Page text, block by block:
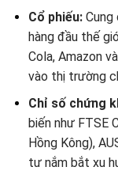
Cổ phiếu:Cung
hàng đầu thế
Cola, Amazon
vào thị trường
Chỉ số chứng
biến như FTSE
Hồng Kông),
tư nắm bắt xu